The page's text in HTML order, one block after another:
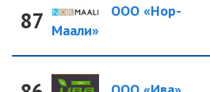
87
ООО «Нор-
Маали»